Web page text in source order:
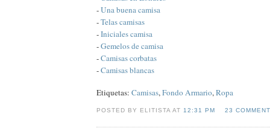
-Una buena camisa
-Telas camisas
-Iniciales camisa
-Gemelos de camisa
-Camisas corbatas
-Camisas blancas
Etiquetas: Camisas,Fondo Armario,Ropa
POSTED BY ELITISTA AT12:31 PM 23